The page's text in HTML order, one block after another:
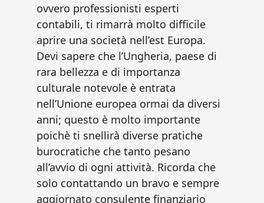
ovvero professionisti esperti
contabili, ti rimarrà molto difficile
aprire una società nell’est Europa.
Devi sapere che l’Ungheria, paese di
rara bellezza e di importanza
culturale notevole è entrata
nell’Unione europea ormai da diversi
anni; questo è molto importante
poichè ti snellirà diverse pratiche
burocratiche che tanto pesano
all’avvio di ogni attività. Ricorda che
solo contattando un bravo e sempre
aggiornato consulente finanziario